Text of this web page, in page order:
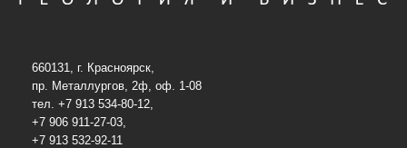
660131, г. Красноярск,
пр. Металлургов, 2ф, оф. 1-08
тел. +7 913 534-80-12,
+7 906 911-27-03,
+7 913 532-92-11